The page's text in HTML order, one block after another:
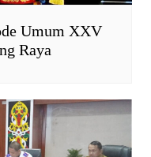
Umum XXV
Raya